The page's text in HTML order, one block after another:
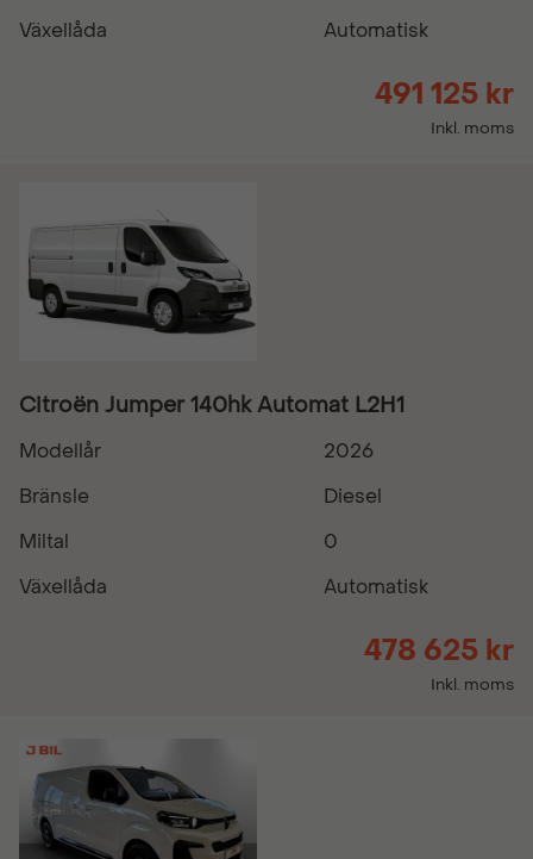
Växellåda Automatisk
491 125 kr
Inkl. moms
Citroën Jumper 140hk Automat L2H1
Modellår
2026
Bränsle
Diesel
Miltal
0
Växellåda
Automatisk
478 625 kr
Inkl. moms